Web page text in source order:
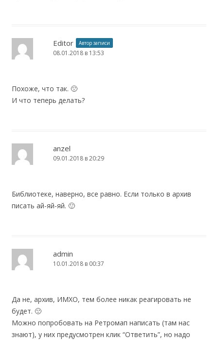
Editor Автор записи
08.01.2018 в 13:53
Похоже, что так. 🙁
И что теперь делать?
anzel
09.01.2018 в 20:29
Библиотеке, наверно, все равно. Если только в архив
писать ай-яй-яй. 🙂
admin
10.01.2018 в 00:37
Да не, архив, ИМХО, тем более никак реагировать не
будет. 🙁
Можно попробовать на Ретромап написать (там нас
знают), у них предусмотрен клик “Ответить”, но надо